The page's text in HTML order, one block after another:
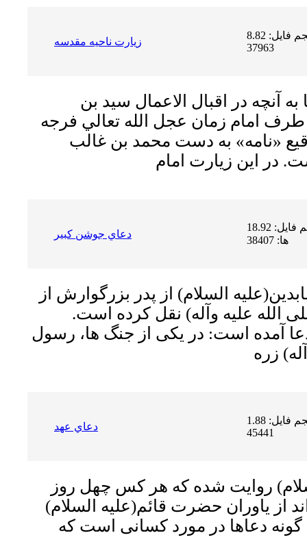
زیارت ناحیه مقدسه
حجم فایل: 8.82 MB | دریافت ها:
37963
آنچه در اقبال الاعمال سيد بن
امام زمان عجل الله تعالي فرجه
«نامه» به دست محمد بن غالب
دعاي جوشن كبير
حجم فایل: 18.92 MB | دریافت
ها: 38407
السلام) از پدر بزرگوارش از
علیه وآله) نقل کرده است.
آمده است: در یکى از جنگ ها، رسول
دعاي عهد
حجم فایل: 1.88 MB | دریافت ها:
45441
روایت شده که هر کس چهل روز
از یاوران حضرت قائم(علیه السلام)
گونه دعاها در مورد کسانى است که